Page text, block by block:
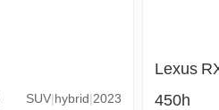
2023
hybrid
SUV
Lexus
450h